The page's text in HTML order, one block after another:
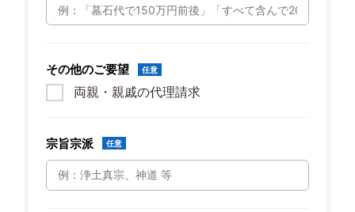
その他のご要望 任意
両親・親戚の代理請求
宗旨宗派 任意